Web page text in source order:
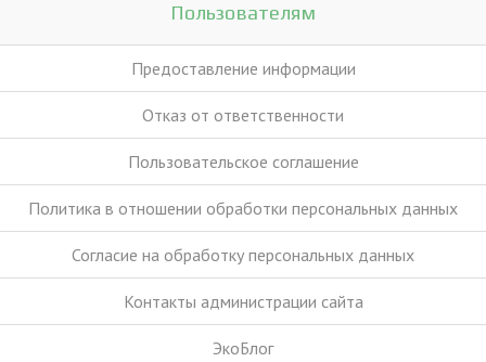
Пользователям
Предоставление информации
Отказ от ответственности
Пользовательское соглашение
Политика в отношении обработки персональных данных
Согласие на обработку персональных данных
Контакты администрации сайта
ЭкоБлог